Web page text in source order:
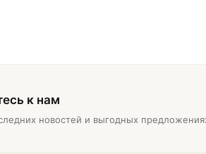
к нам
новостей и выгодных